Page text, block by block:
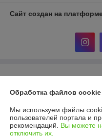
Сайт создан на
Информация для покупателя
Индивидуальный
220090, г. Минск, ул. Кольцова, д.
Регистрационный номер ЕГР:
Обработка файлов cookie
Мы используем файлы
пользователей портала и
рекомендаций. Вы можете
отключить их.